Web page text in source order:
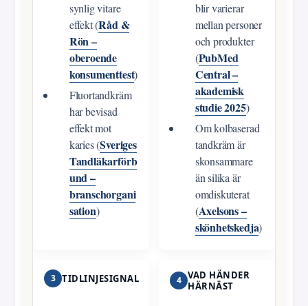
synlig vitare
effekt (Råd &
Rön –
oberoende
konsumenttest)
Fluortandkräm
har bevisad
effekt mot
karies (Sveriges
Tandläkarförb
und –
branschorgani
sation)
blir varierar
mellan personer
och produkter
(PubMed
Central –
akademisk
studie 2025)
Om kolbaserad
tandkräm är
skonsammare
än silika är
omdiskuterat
(Axelsons –
skönhetskedja)
3 TIDLINJESIGNAL 4 VAD HÄNDER
HÄRNÄST